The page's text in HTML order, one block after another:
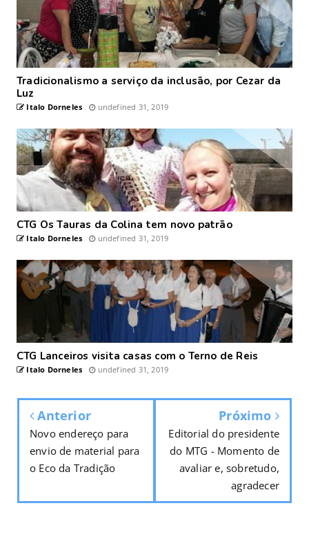
Tradicionalismo a serviço da inclusão, por Cezar da
Luz
Italo Dorneles undefined 31, 2019
CTG Os Tauras da Colina tem novo patrão
Italo Dorneles undefined 31, 2019
CTG Lanceiros visita casas com o Terno de Reis
Italo Dorneles undefined 31, 2019
Anterior
Novo endereço para
envio de material para
o Eco da Tradição
Próximo
Editorial do presidente
do MTG - ​Momento de
avaliar e, sobretudo,
agradecer